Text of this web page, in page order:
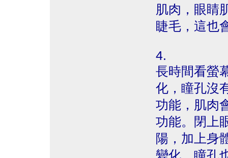
肌肉，眼睛
睫毛，這也
4.
長時間看螢
化，瞳孔沒
功能，肌肉
功能。閉上
陽，加上身
變化，瞳孔